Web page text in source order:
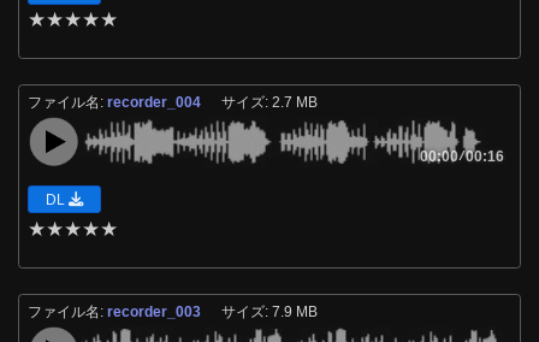
★★★★★
ファイル名:recorder_004 サイズ: 2.7 MB
00:00/00:16
DL
★★★★★
ファイル名:recorder_003 サイズ: 7.9 MB